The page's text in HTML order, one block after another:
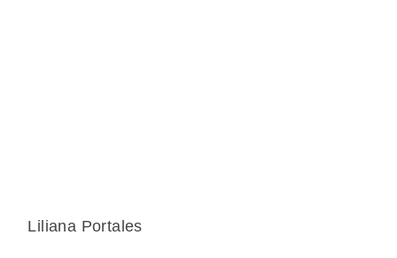
Liliana Portales